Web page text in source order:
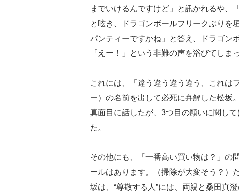
までいけるんですけど」と訊かれるや、
と呟き、ドラゴンボールフリークぶりを
パンティーですかね」と答え、ドラゴン
「えー！」という非難の声を浴びてしまっ
これには、「違う違う違う違う、これは
ー）の名前を出して必死に弁解した松坂
真面目に話したが、3つ目の願いに関し
た。
その他にも、「一番高い買い物は？」の
ールはあります。（掃除が大変そう？）
坂は、“尊敬する人”には、両親と桑田真澄